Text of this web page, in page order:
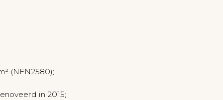
(NEN2580);
in 2015;